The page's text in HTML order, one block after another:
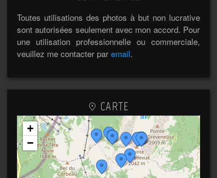
Toutes utilisations des photos à but non lucrative
sont autorisées seulement avec mon accord. Pour
une utilisation professionnelle ou commerciale,
veuillez me contacter par email.
CARTE
+
−